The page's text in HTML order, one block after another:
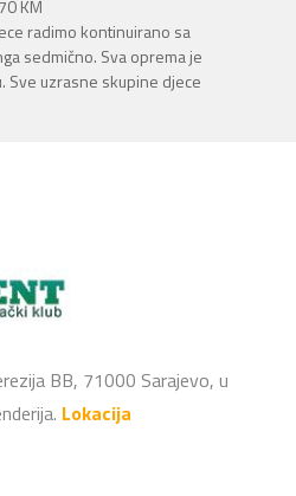
KM
radimo kontinuirano sa
sedmično. Sva oprema je
Sve uzrasne skupine djece
BB, 71000 Sarajevo, u
Lokacija